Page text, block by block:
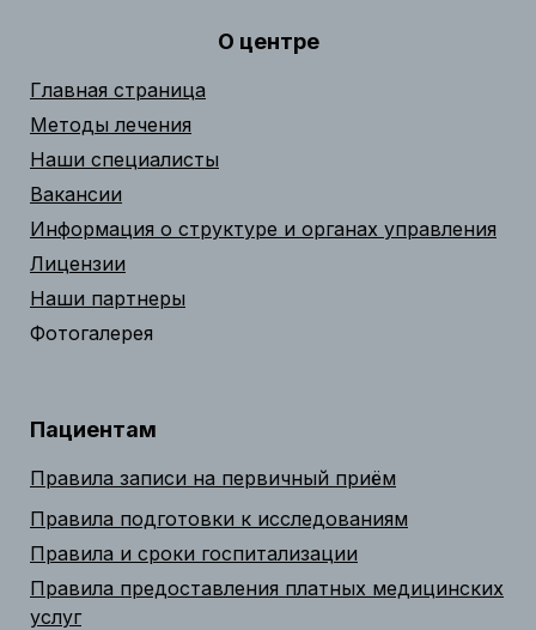
О центре
Главная страница
Методы лечения
Наши специалисты
Вакансии
Информация о структуре и органах управления
Лицензии
Наши партнеры
Фотогалерея
Пациентам
Правила записи на первичный приём
Правила подготовки к исследованиям
Правила и сроки госпитализации
Правила предоставления платных медицинских
услуг